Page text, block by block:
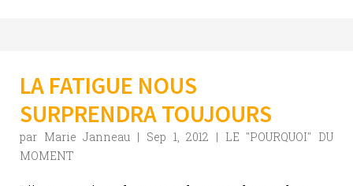
LA FATIGUE NOUS
SURPRENDRA TOUJOURS
par Marie Janneau | Sep 1, 2012 | LE "POURQUOI" DU
MOMENT